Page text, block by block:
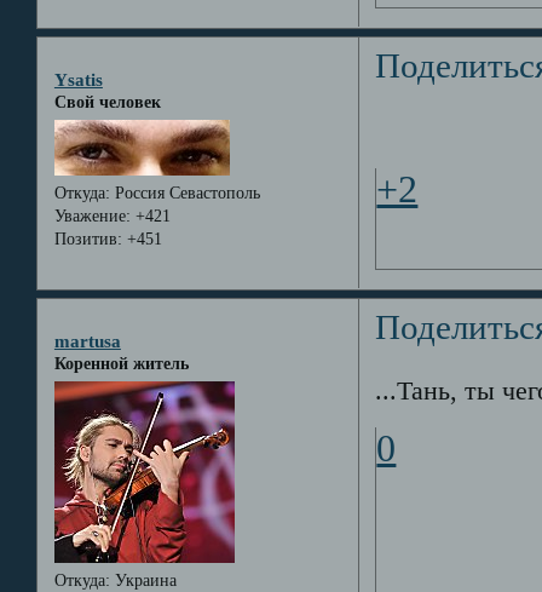
Ysatis
Свой человек
Откуда: Россия Севастополь
Уважение: +421
Позитив: +451
+2
martusa
Коренной житель
Откуда: Украина
...Тань, ты
0